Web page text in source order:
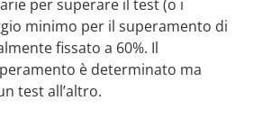
per superare il test (o i
minimo per il superamento di
fissato a 60%. Il
è determinato ma
test all’altro.